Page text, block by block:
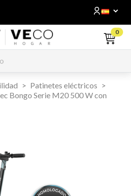
0
Patinetes eléctricos
Bongo Serie M20 500 W con